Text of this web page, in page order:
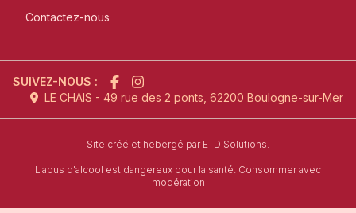
Contactez-nous
SUIVEZ-NOUS :
LE CHAIS - 49 rue des 2 ponts, 62200 Boulogne-sur-Mer
Site créé et hebergé parl'agence de création de site
ETD Solutions.
L'abus d'alcool est dangereux pour la santé. Consommer avec
modération